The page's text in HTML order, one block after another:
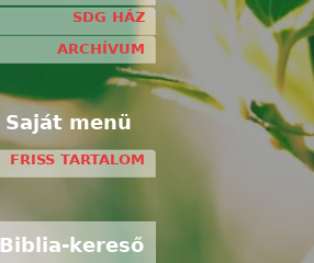
SDG HÁZ
ARCHÍVUM
Saját menü
FRISS TARTALOM
Biblia-kereső